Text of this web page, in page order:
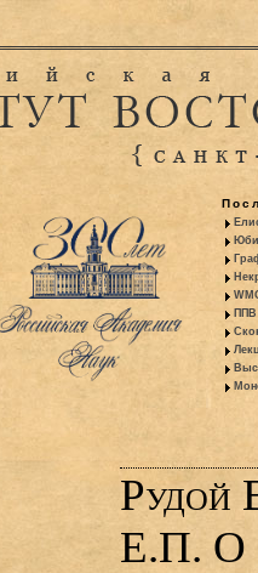
ППВ
Рудой
Е.П. О